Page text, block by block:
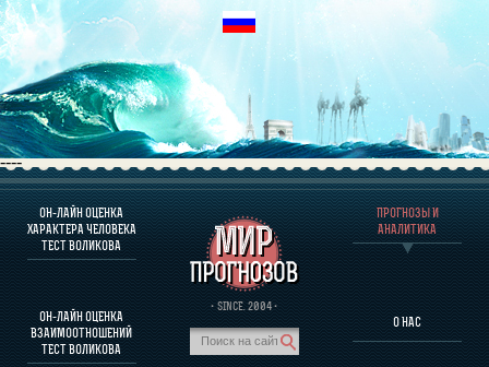
----
ОН-ЛАЙН ОЦЕНКА
ХАРАКТЕРА ЧЕЛОВЕКА
ТЕСТ ВОЛИКОВА
ОН-ЛАЙН ОЦЕНКА
ВЗАИМООТНОШЕНИЙ
ТЕСТ ВОЛИКОВА
· SINCE. 2004 ·
ПРОГНОЗЫ И
АНАЛИТИКА
О НАС
О ПРОГРАММЕ
ОЦЕНКА ХАРАКТЕРA ЧЕЛОВЕКА
ОЦЕНКА ХАРАКТЕРА ВЫДАЮЩИХСЯ ЛИЧНОСТЕЙ
О ПРОГРАММЕ
ПРОГНОЗЫ И АНАЛИТИКА